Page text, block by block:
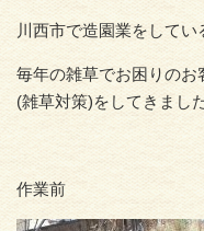
川西市で造園業をしてい
毎年の雑草でお困りの
(雑草対策)をしてきました
作業前